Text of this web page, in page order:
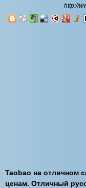
http://
Taobao на отличном
ценам. Отличный